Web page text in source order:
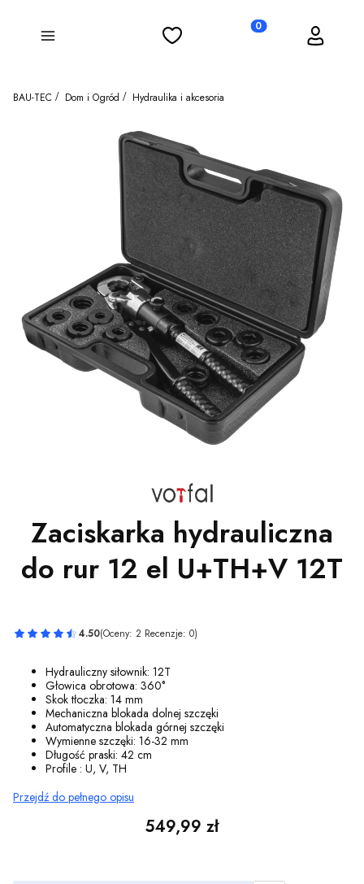
Menu Ulubione Produkty w koszyku:
Koszyk Zaloguj się
BAU-TEC Dom i Ogród Hydraulika i akcesoria
Zaciskarka hydrauliczna
do rur 12 el U+TH+V 12T
4.50(Oceny: 2 Recenzje: 0)
Hydrauliczny siłownik: 12T
Głowica obrotowa: 360°
Skok tłoczka: 14 mm
Mechaniczna blokada dolnej szczęki
Automatyczna blokada górnej szczęki
Wymienne szczęki: 16-32 mm
Długość praski: 42 cm
Profile : U, V, TH
Przejdź do pełnego opisu
Cena
549,99 zł